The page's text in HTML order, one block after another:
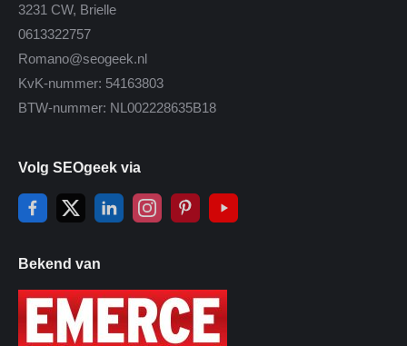
3231 CW, Brielle
0613322757
Romano@seogeek.nl
KvK-nummer: 54163803
BTW-nummer: NL002228635B18
Volg SEOgeek via
Bekend van